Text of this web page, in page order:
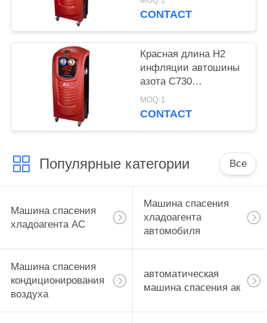
инфляции Инфлатор
CONTACT
Красная длина Н2
инфляции автошины
азота С730
воздушного фильтра
качества 10М 65КГС
MOQ:1
CONTACT
Популярные категории Все
Машина спасения
хладоагента AC
Машина спасения
хладоагента
автомобиля
Машина спасения
кондиционирования
воздуха
автоматическая
машина спасения ак